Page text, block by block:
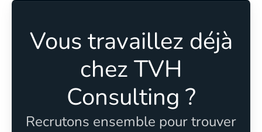
Vous travaillez déjà
chez TVH
Consulting ?
Recrutons ensemble pour trouver